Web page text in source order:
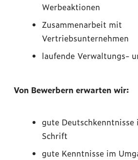
Werbeaktionen
Zusammenarbeit mit
Vertriebsunternehmen
laufende Verwaltungs-
Von Bewerbern erwarten wir:
gute
Schrift
gute Kenntnisse im